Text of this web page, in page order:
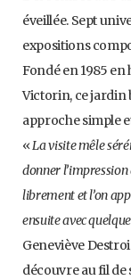
éveillée. Sept
expositions
Fondé en 1985
Victorin, ce jardin
approche simple
«La visite mêle
donner l’impression
librement et l’on
ensuite avec
Geneviève
découvre au fil